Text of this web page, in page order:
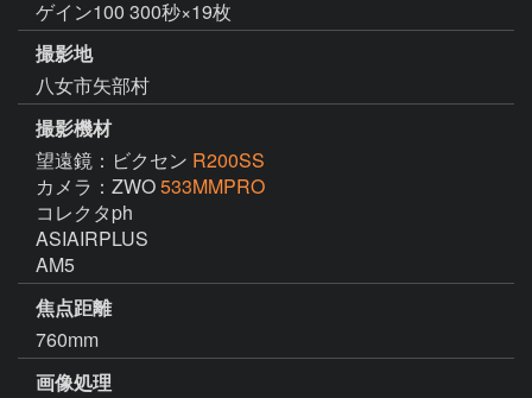
ゲイン100 300秒×19枚
撮影地
八女市矢部村
撮影機材
望遠鏡：ビクセン R200SS
カメラ：ZWO533MMPRO
コレクタph
ASIAIRPLUS
AM5
焦点距離
760mm
画像処理